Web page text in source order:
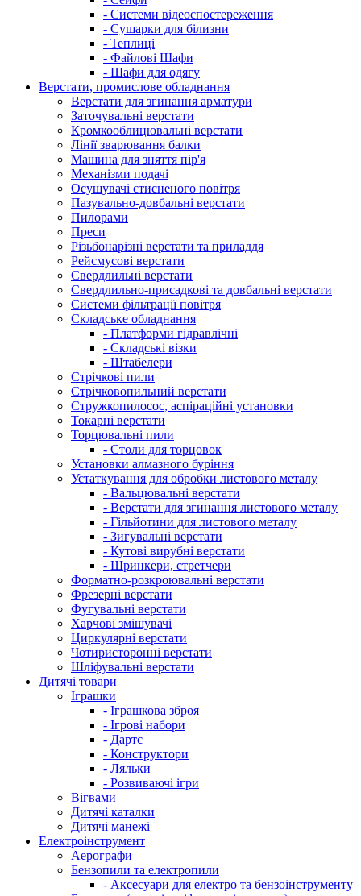
- Системи відеоспостереження
- Сушарки для білизни
- Теплиці
- Файлові Шафи
- Шафи для одягу
Верстати, промислове обладнання
Верстати для згинання арматури
Заточувальні верстати
Кромкооблицювальні верстати
Лінії зварювання балки
Машина для зняття пір'я
Механізми подачі
Осушувачі стисненого повітря
Пазувально-довбальні верстати
Пилорами
Преси
Різьбонарізні верстати та приладдя
Рейсмусові верстати
Свердлильні верстати
Свердлильно-присадкові та довбальні верстати
Системи фільтрації повітря
Складське обладнання
- Платформи гідравлічні
- Складські візки
- Штабелери
Стрічкові пили
Стрічковопильний верстати
Стружкопилосос, аспіраційні установки
Токарні верстати
Торцювальні пили
- Столи для торцовок
Установки алмазного буріння
Устаткування для обробки листового металу
- Вальцювальні верстати
- Верстати для згинання листового металу
- Гільйотини для листового металу
- Зигувальні верстати
- Кутові вирубні верстати
- Шринкери, стретчери
Форматно-розкроювальні верстати
Фрезерні верстати
Фугувальні верстати
Харчові змішувачі
Циркулярні верстати
Чотиристоронні верстати
Шліфувальні верстати
Дитячі товари
Іграшки
- Іграшкова зброя
- Ігрові набори
- Дартс
- Конструктори
- Ляльки
- Розвиваючі ігри
Вігвами
Дитячі каталки
Дитячі манежі
Електроінструмент
Аерографи
Бензопили та електропили
- Аксесуари для електро та бензоінструменту